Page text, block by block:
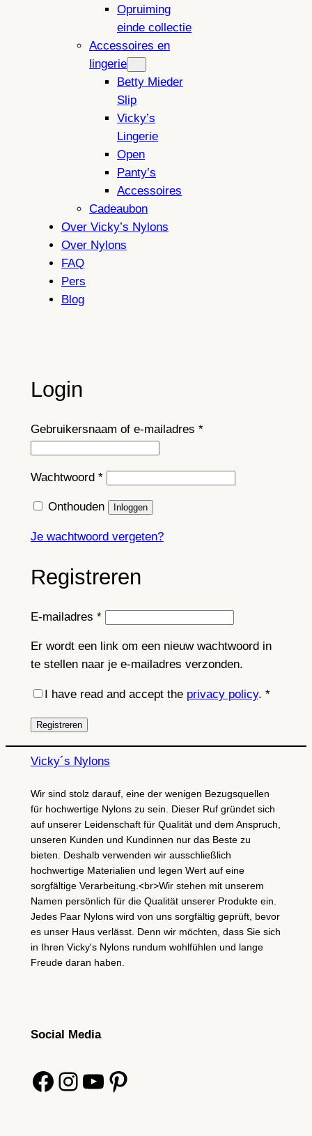
Opruiming
einde collectie
Accessoires en
lingerie
Betty Mieder
Slip
Vicky’s
Lingerie
Open
Panty’s
Accessoires
Cadeaubon
Over Vicky’s Nylons
Over Nylons
FAQ
Pers
Blog
Login
Gebruikersnaam of e-mailadres *Vereist
Wachtwoord *Vereist
Onthouden Inloggen
Je wachtwoord vergeten?
Registreren
E-mailadres *Vereist
Er wordt een link om een nieuw wachtwoord in
te stellen naar je e-mailadres verzonden.
I have read and accept the privacy policy. *
Registreren
Vicky´s Nylons
Wir sind stolz darauf, eine der wenigen Bezugsquellen
für hochwertige Nylons zu sein. Dieser Ruf gründet sich
auf unserer Leidenschaft für Qualität und dem Anspruch,
unseren Kunden und Kundinnen nur das Beste zu
bieten. Deshalb verwenden wir ausschließlich
hochwertige Materialien und legen Wert auf eine
sorgfältige Verarbeitung.<br>Wir stehen mit unserem
Namen persönlich für die Qualität unserer Produkte ein.
Jedes Paar Nylons wird von uns sorgfältig geprüft, bevor
es unser Haus verlässt. Denn wir möchten, dass Sie sich
in Ihren Vicky's Nylons rundum wohlfühlen und lange
Freude daran haben.
Social Media
Facebook Instagram YouTube Pinterest